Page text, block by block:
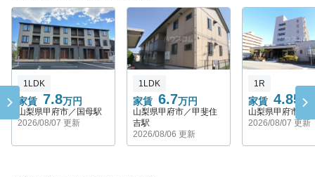
1LDK
家賃 7.8万円
山梨県甲府市／国母駅
2026/08/07 更新
1LDK
家賃 6.7万円
山梨県甲府市／甲斐住
吉駅
2026/08/06 更新
1R
家賃 4.85 万
山梨県甲府市／
2026/08/07 更新